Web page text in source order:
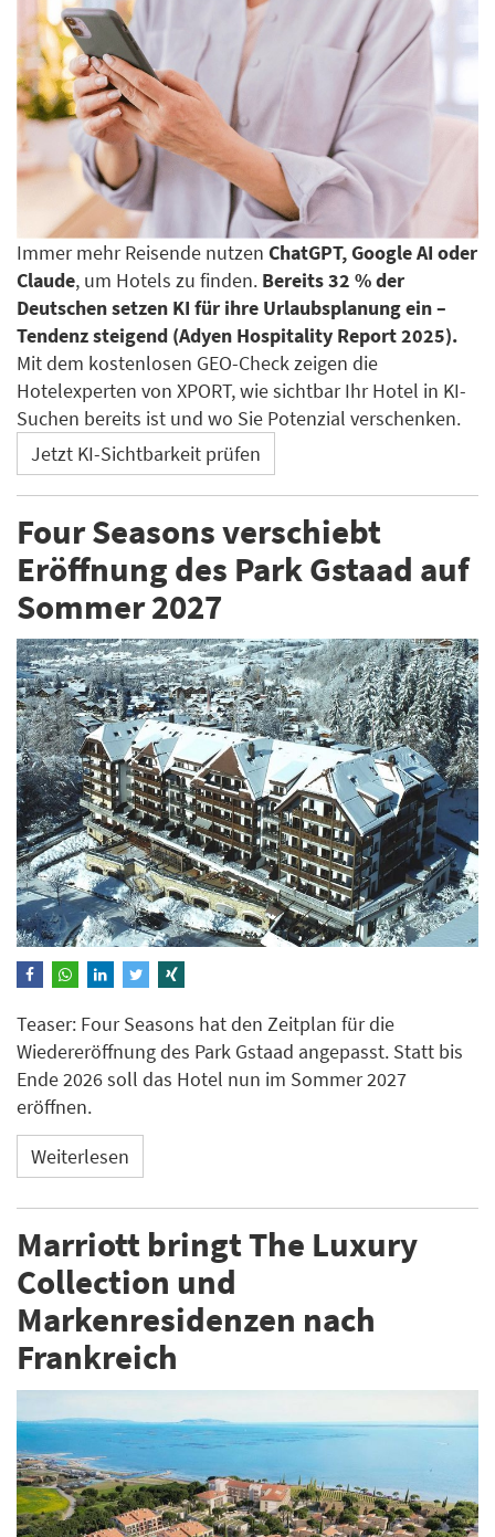
Immer mehr Reisende nutzen ChatGPT, Google AI oder
Claude, um Hotels zu finden. Bereits 32 % der
Deutschen setzen KI für ihre Urlaubsplanung ein –
Tendenz steigend (Adyen Hospitality Report 2025).
Mit dem kostenlosen GEO-Check zeigen die
Hotelexperten von XPORT, wie sichtbar Ihr Hotel in KI-
Suchen bereits ist und wo Sie Potenzial verschenken.
Jetzt KI-Sichtbarkeit prüfen
Four Seasons verschiebt
Eröffnung des Park Gstaad auf
Sommer 2027
Teaser: Four Seasons hat den Zeitplan für die
Wiedereröffnung des Park Gstaad angepasst. Statt bis
Ende 2026 soll das Hotel nun im Sommer 2027
eröffnen.
Weiterlesen
Marriott bringt The Luxury
Collection und
Markenresidenzen nach
Frankreich